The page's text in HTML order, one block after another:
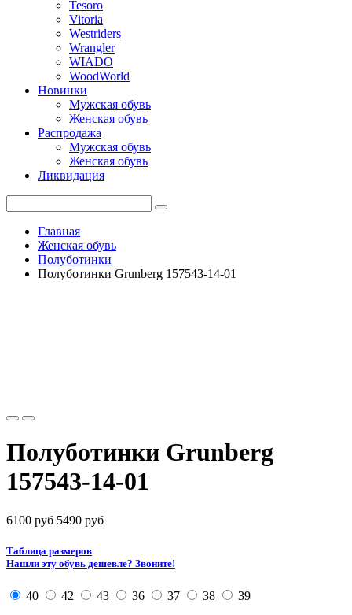
Tesoro
Vitoria
Westriders
Wrangler
WIADO
WoodWorld
Новинки
Мужская обувь
Женская обувь
Распродажа
Мужская обувь
Женская обувь
Ликвидация
Главная
Женская обувь
Полуботинки
Полуботинки Grunberg 157543-14-01
Полуботинки Grunberg
157543-14-01
6100 руб 5490 руб
Таблица размеров
Нашли эту обувь дешевле? Звоните!
40 42 43 36 37 38
39